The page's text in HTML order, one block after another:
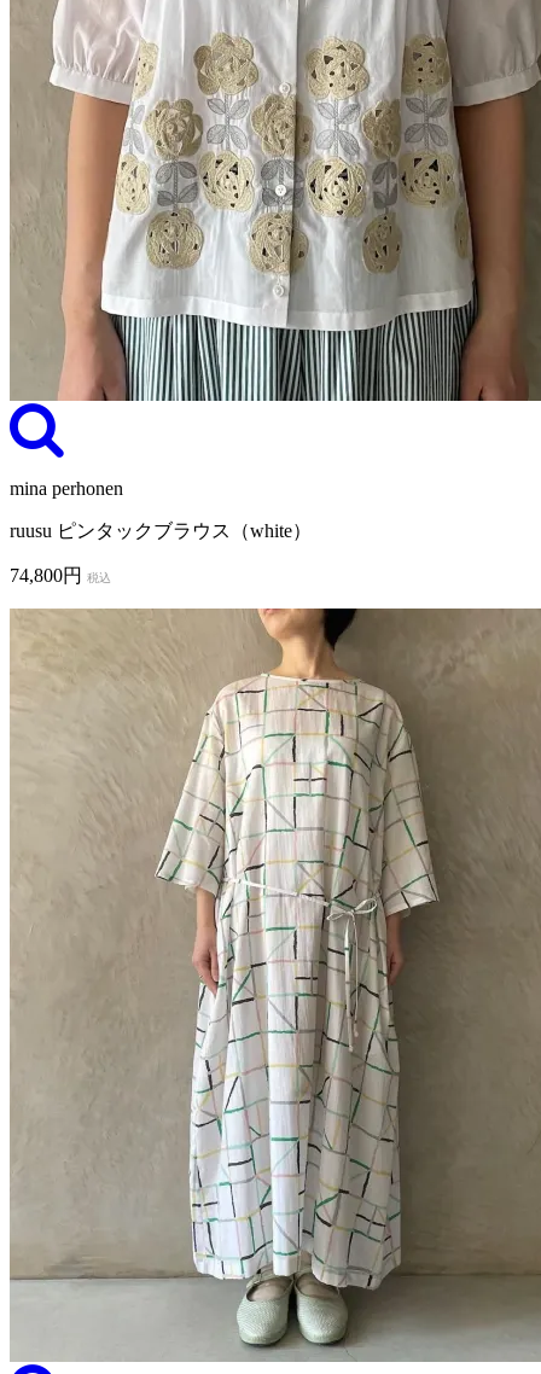
mina perhonen
ruusu ピンタックブラウス（white）
74,800円 税込